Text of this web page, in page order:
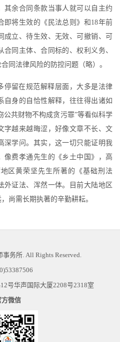
其余合同条款当事人就可以自主约
即将生效的《民法总则》和18年前
立、待生效、无效、可撤销、可
同主体、合同标的、权利义务、
同法律风险的防控问题（略）。
停留在规范解释层面，大多是法律
自身的自恰性解释，往往得出诸如
公共财物不构成贪污罪”等看似科学
字越来越晦涩，好像文章不长、文
深学问。其实，这一切只能证明我
像费孝通先生的《乡土中国》，高
区黄荣坚先生所著的《基础刑法
外证法、浑然一体。目前大陆地区
尚需长期执著的辛勤耕耘。
事务所. All Rights Reserved.
号华声国际大厦2208号2318室
方微信